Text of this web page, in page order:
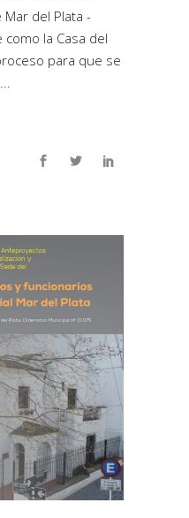
Mar del Plata -
la Casa del
para que se